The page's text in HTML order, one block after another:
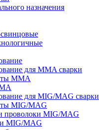
назначения
для MMA сварки
MMA
для MIG/MAG сварки
MIG/MAG
проволоки MIG/MAG
MIG/MAG